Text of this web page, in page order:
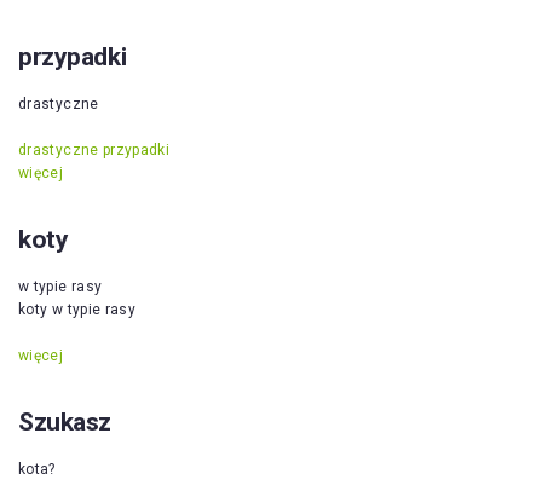
przypadki
drastyczne
drastyczne przypadki
więcej
koty
w typie rasy
koty w typie rasy
więcej
Szukasz
kota?